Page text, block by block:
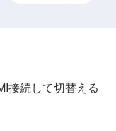
接続して切替える